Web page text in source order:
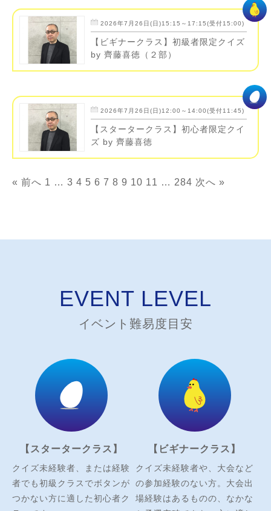
2026年7月26日(日)15:15～17:15(受付15:00)
【ビギナークラス】初級者限定クイズ
by 齊藤喜徳（２部）
2026年7月26日(日)12:00～14:00(受付11:45)
【スタータークラス】初心者限定クイ
ズ by 齊藤喜徳
« 前へ 1 … 3 4 5 6 7 8 9 10 11 … 284 次へ »
EVENT LEVEL
イベント難易度目安
【スタータークラス】
クイズ未経験者、または経験
者でも初級クラスでボタンが
つかない方に適した初心者ク
【ビギナークラス】
クイズ未経験者や、大会など
の参加経験のない方。大会出
場経験はあるものの、なかな